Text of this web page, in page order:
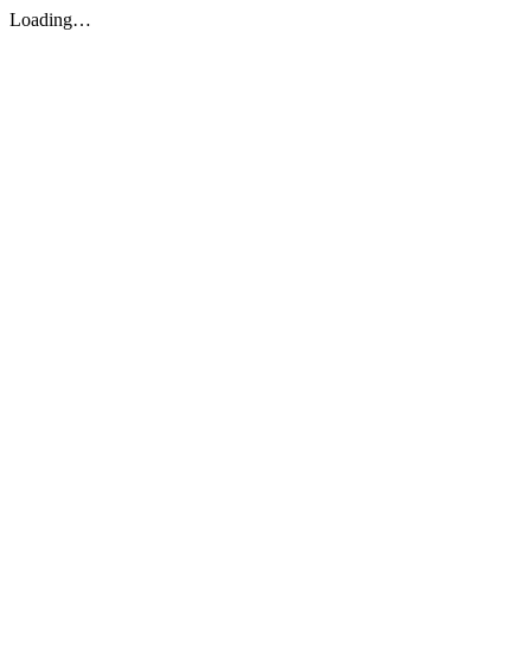
Loading…